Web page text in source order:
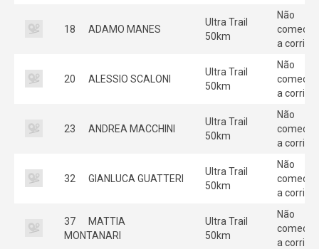
18 ADAMO MANES
Ultra Trail
50km
Não
começou
a corrida
20 ALESSIO SCALONI
Ultra Trail
50km
Não
começou
a corrida
23 ANDREA MACCHINI
Ultra Trail
50km
Não
começou
a corrida
32 GIANLUCA GUATTERI
Ultra Trail
50km
Não
começou
a corrida
37
MATTIA
MONTANARI
Ultra Trail
50km
Não
começou
a corrida